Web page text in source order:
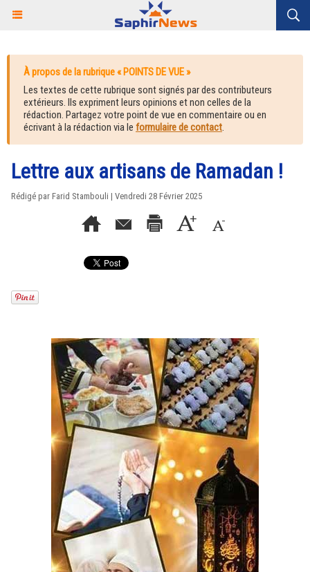
À propos de la rubrique « POINTS DE VUE »
Les textes de cette rubrique sont signés par des contributeurs
extérieurs. Ils expriment leurs opinions et non celles de la
rédaction. Partagez votre point de vue en commentaire ou en
écrivant à la rédaction via le formulaire de contact.
Lettre aux artisans de Ramadan !
Rédigé par Farid Stambouli | Vendredi 28 Février 2025